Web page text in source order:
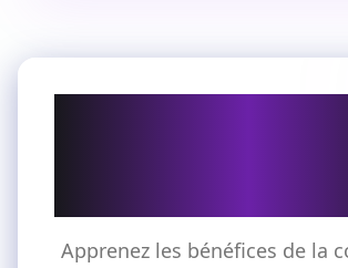
Apprenez les bénéfices de la